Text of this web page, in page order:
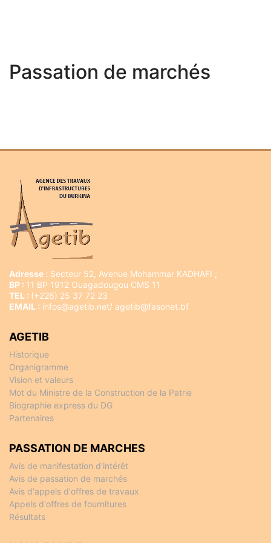
Passation de marchés
Adresse : Secteur 52, Avenue Mohammar KADHAFI ;
BP : 11 BP 1912 Ouagadougou CMS 11
TEL : (+226) 25 37 72 23
EMAIL : infos@agetib.net/ agetib@fasonet.bf
AGETIB
Historique
Organigramme
Vision et valeurs
Mot du Ministre de la Construction de la Patrie
Biographie express du DG
Partenaires
PASSATION DE MARCHES
Avis de manifestation d'intérêt
Avis de passation de marchés
Avis d'appels d'offres de travaux
Appels d'offres de fournitures
Résultats